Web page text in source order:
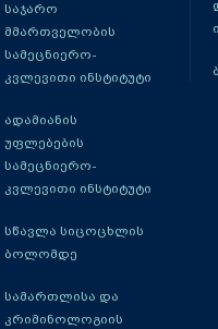
საჯარო
მმართველობის
სამეცნიერო-
კვლევითი ინსტიტუტი
ადამიანის
უფლებების
სამეცნიერო-
კვლევითი ინსტიტუტი
სწავლა სიცოცხლის
ბოლომდე
სამართლისა და
კრიმინოლოგიის